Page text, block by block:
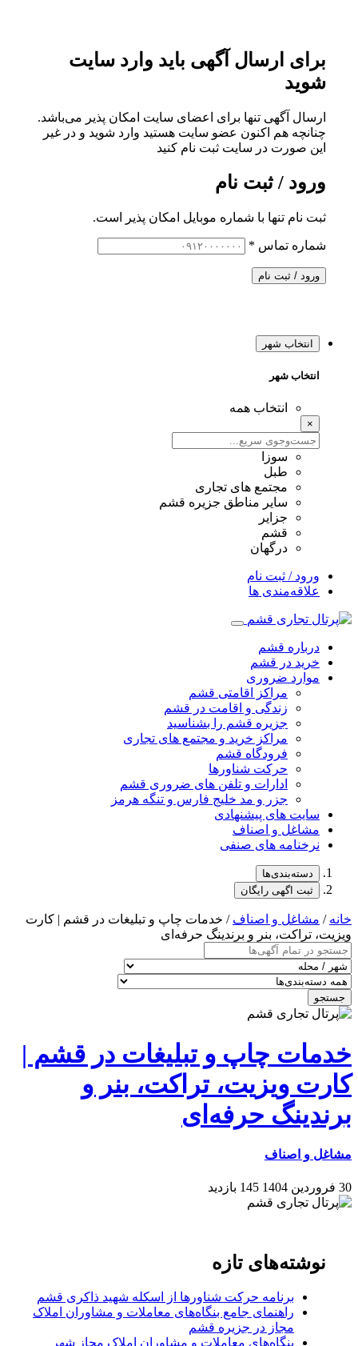
برای ارسال آگهی باید وارد سایت
شوید
ارسال آگهی تنها برای اعضای سایت امکان پذیر می‌باشد.
چنانچه هم‌ اکنون عضو سایت هستید وارد شوید و در غیر
این صورت در سایت ثبت نام کنید
ورود / ثبت نام
ثبت نام تنها با شماره موبایل امکان پذیر است.
شماره تماس *
ورود / ثبت نام
انتخاب شهر
انتخاب شهر
انتخاب همه
×
سوزا
طبل
مجتمع های تجاری
سایر مناطق جزیره قشم
جزایر
قشم
درگهان
ورود / ثبت نام
علاقه‌مندی ها
درباره قشم
خرید در قشم
موارد ضروری
مراکز اقامتی قشم
زندگی و اقامت در قشم
جزیره قشم را بشناسید
مراکز خرید و مجتمع های تجاری
فرودگاه قشم
حرکت شناورها
ادارات و تلفن های ضروری قشم
جزر و مد خلیج فارس و تنگه هرمز
سایت های پیشنهادی
مشاغل و اصناف
نرخنامه های صنفی
دسته‌بندی‌ها
ثبت اگهی رایگان
خانه / مشاغل و اصناف / خدمات چاپ و تبلیغات در قشم | کارت
ویزیت، تراکت، بنر و برندینگ حرفه‌ای
جستجو
خدمات چاپ و تبلیغات در قشم |
کارت ویزیت، تراکت، بنر و
برندینگ حرفه‌ای
مشاغل و اصناف
30 فروردین 1404 145 بازدید
نوشته‌های تازه
برنامه حرکت شناورها از اسکله شهید ذاکری قشم
راهنمای جامع بنگاه‌های معاملات و مشاوران املاک
مجاز در جزیره قشم
بنگاه‌های معاملات و مشاوران املاک مجاز شهر